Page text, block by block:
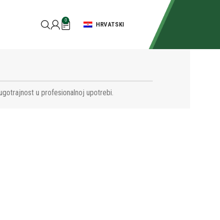
0
HRVATSKI
u profesionalnoj upotrebi.